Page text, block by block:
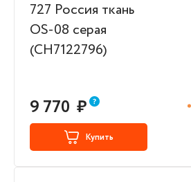
9 770 ₽
Купить